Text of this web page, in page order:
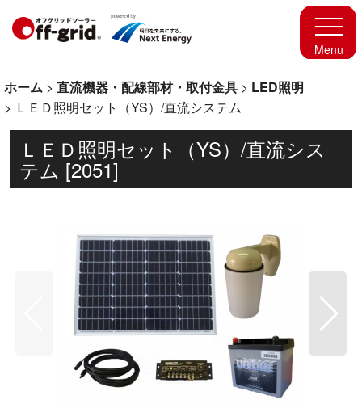
ホーム > 直流機器・配線部材・取付金具 > LED照明
> ＬＥＤ照明セット（YS）/直流システム
ＬＥＤ照明セット（YS）/直流シス
テム [2051]